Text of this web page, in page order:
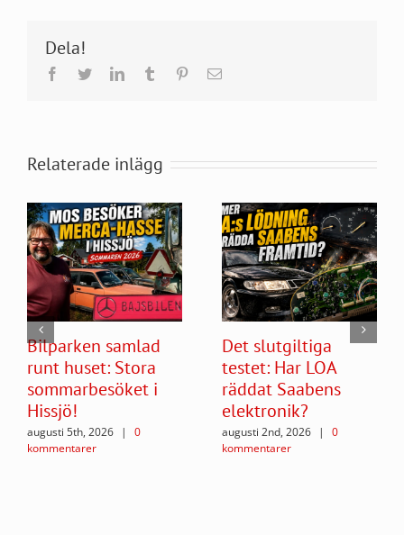
Dela!
Facebook
TwitterLinkedInTumblr Pinterest
E-
Relaterade inlägg
Bilparken samlad
runt huset: Stora
sommarbesöket i
Hissjö!
augusti 5th, 2026 |
0
kommentarer
Det slutgiltiga
testet: Har LOA
räddat Saabens
elektronik?
augusti 2nd, 2026 |
0
kommentarer